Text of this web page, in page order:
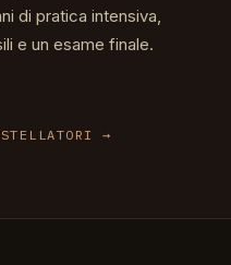
di pratica intensiva,
e un esame finale.